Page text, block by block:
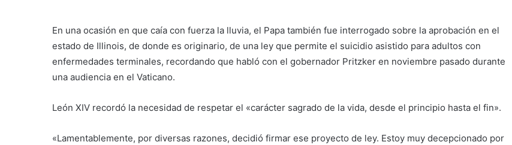
En una ocasión en que caía con fuerza la lluvia, el Papa también fue interrogado sobre la aprobación en el
estado de Illinois, de donde es originario, de una ley que permite el suicidio asistido para adultos con
enfermedades terminales, recordando que habló con el gobernador Pritzker en noviembre pasado durante
una audiencia en el Vaticano.
León XIV recordó la necesidad de respetar el «carácter sagrado de la vida, desde el principio hasta el fin».
«Lamentablemente, por diversas razones, decidió firmar ese proyecto de ley. Estoy muy decepcionado por